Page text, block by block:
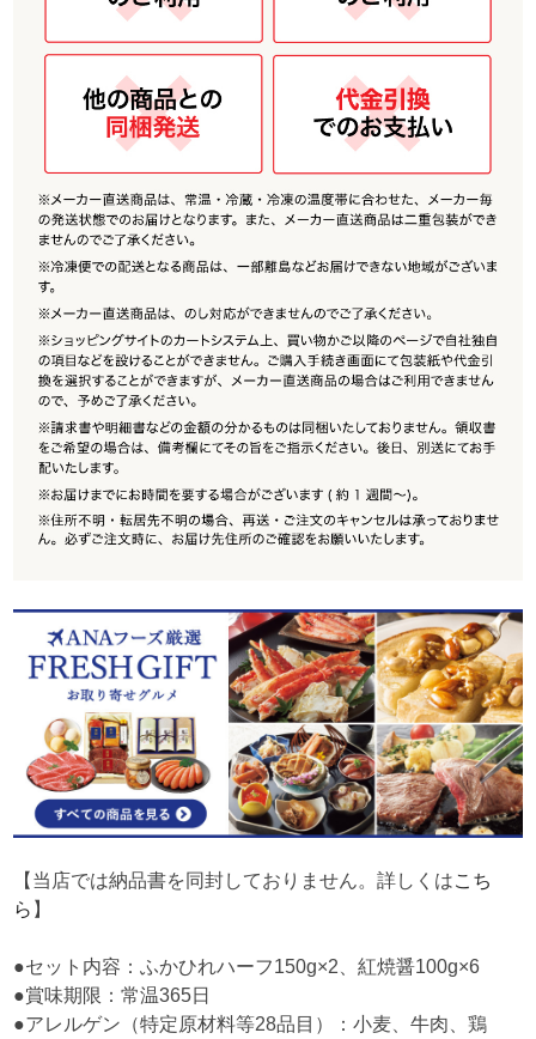
【当店では納品書を同封しておりません。詳しくはこち
ら 】
●セット内容：ふかひれハーフ150g×2、紅焼醤100g×6
●賞味期限：常温365日
●アレルゲン（特定原材料等28品目）：小麦、牛肉、鶏